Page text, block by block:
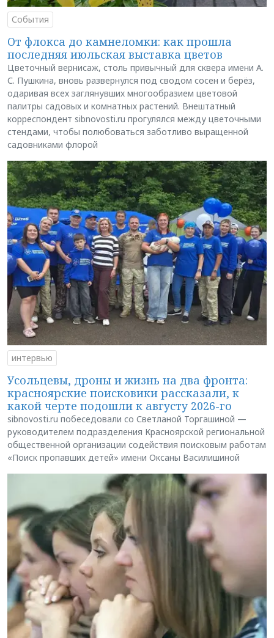
События
От флокса до камнеломки: как прошла
последняя июльская выставка цветов
Цветочный вернисаж, столь привычный для сквера имени А.
С. Пушкина, вновь развернулся под сводом сосен и берёз,
одаривая всех заглянувших многообразием цветовой
палитры садовых и комнатных растений. Внештатный
корреспондент sibnovosti.ru прогулялся между цветочными
стендами, чтобы полюбоваться заботливо выращенной
садовниками флорой
интервью
Усольцевы, дроны и жизнь на два фронта:
красноярские поисковики рассказали, к
какой черте подошли к августу 2026-го
sibnovosti.ru побеседовали со Светланой Торгашиной —
руководителем подразделения Красноярской региональной
общественной организации содействия поисковым работам
«Поиск пропавших детей» имени Оксаны Василишиной